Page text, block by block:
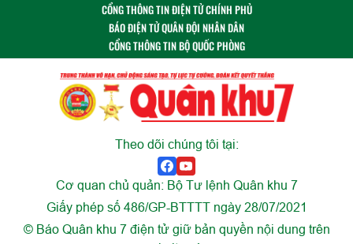
CỔNG THÔNG TIN ĐIỆN TỬ CHÍNH PHỦ
BÁO ĐIỆN TỬ QUÂN ĐỘI NHÂN DÂN
CỔNG THÔNG TIN BỘ QUỐC PHÒNG
Theo dõi chúng tôi tại:
Cơ quan chủ quản: Bộ Tư lệnh Quân khu 7
Giấy phép số 486/GP-BTTTT ngày 28/07/2021
© Báo Quân khu 7 điện tử giữ bản quyền nội dung trên